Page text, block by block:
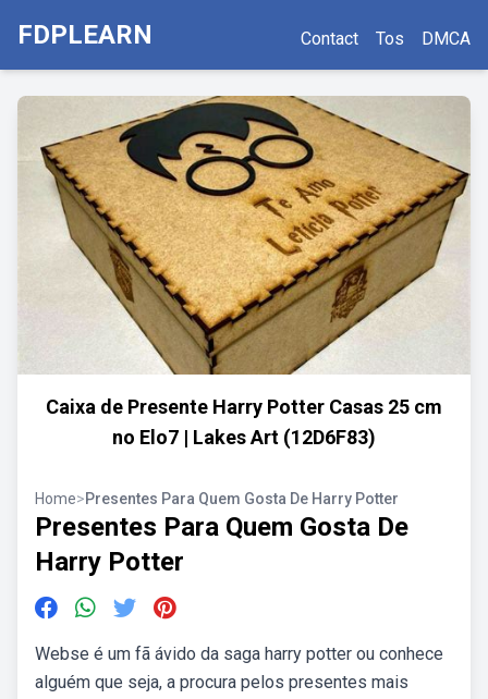
FDPLEARN Contact Tos DMCA
Caixa de Presente Harry Potter Casas 25 cm
no Elo7 | Lakes Art (12D6F83)
Home>Presentes Para Quem Gosta De Harry Potter
Presentes Para Quem Gosta De
Harry Potter
Webse é um fã ávido da saga harry potter ou conhece
alguém que seja, a procura pelos presentes mais